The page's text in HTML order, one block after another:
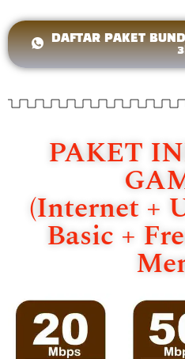
DAFTAR PAKET
PAKET
(Internet +
Basic +